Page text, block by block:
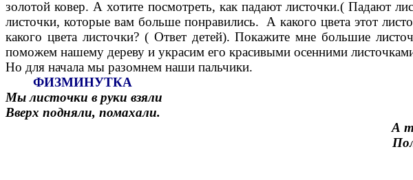
золотой ковер. А хотите посмотреть, как падают листочки.( Падают
листочки, которые вам больше понравились. А какого цвета этот
какого цвета листочки? ( Ответ детей). Покажите мне большие
поможем нашему дереву и украсим его красивыми осенними
Но для начала мы разомнем наши пальчики.
ФИЗМИНУТКА
Мы листочки в руки взяли
Вверх подняли, помахали.
А